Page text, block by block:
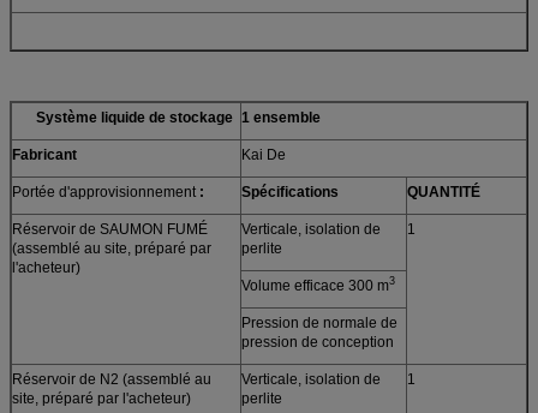
Système liquide de stockage 1 ensemble
Fabricant Kai De
Portée d'approvisionnement : Spécifications QUANTITÉ
Réservoir de SAUMON FUMÉ
(assemblé au site, préparé par
l'acheteur)
Verticale, isolation de
perlite
1
Volume efficace 300 m3
Pression de normale de
pression de conception
Réservoir de N2 (assemblé au
site, préparé par l'acheteur)
Verticale, isolation de
perlite
1